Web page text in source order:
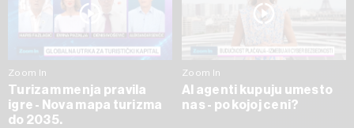
Zoom In
Turizam menja pravila
igre - Nova mapa turizma
do 2035.
Zoom In
AI agenti kupuju umesto
nas - po kojoj ceni?